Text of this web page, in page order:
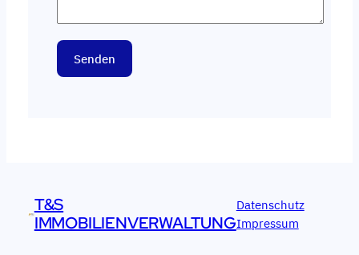
T&S
IMMOBILIENVERWALTUNG
Datenschutz
Impressum